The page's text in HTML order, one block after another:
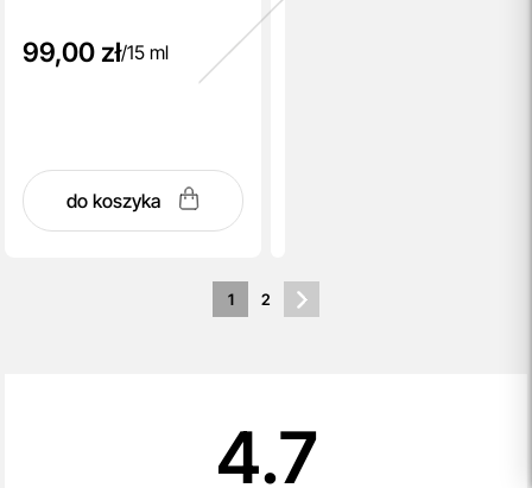
99,00 zł/15 ml
do koszyka
1 2
4.7